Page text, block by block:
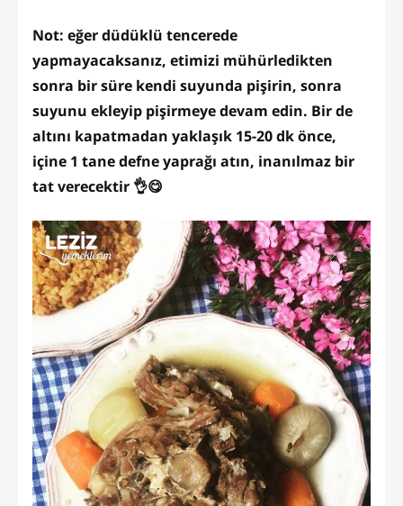
Not: eğer düdüklü tencerede
yapmayacaksanız, etimizi mühürledikten
sonra bir süre kendi suyunda pişirin, sonra
suyunu ekleyip pişirmeye devam edin. Bir de
altını kapatmadan yaklaşık 15-20 dk önce,
içine 1 tane defne yaprağı atın, inanılmaz bir
tat verecektir 👌😋